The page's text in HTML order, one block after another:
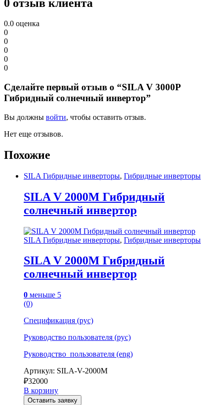
0 отзыв клиента
0.0 оценка
0
0
0
0
0
Сделайте первый отзыв о “SILA V 3000P
Гибридный солнечный инвертор”
Вы должны войти, чтобы оставить отзыв.
Нет еще отзывов.
Похожие
SILA Гибридные инверторы, Гибридные инверторы
SILA V 2000M Гибридный
солнечный инвертор
SILA Гибридные инверторы, Гибридные инверторы
SILA V 2000M Гибридный
солнечный инвертор
0 меньше 5
(0)
Спецификация (рус)
Руководство пользователя (рус)
Руководство_пользователя (eng)
Артикул: SILA-V-2000M
₽32000
В корзину
Оставить заявку